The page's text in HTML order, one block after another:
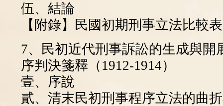
伍、結論
【附錄】民國初期刑事立法比較表
7、民初近代刑事訴訟的生成與
序判決箋釋（1912-1914）
壹、序說
貳、清末民初刑事程序立法的曲